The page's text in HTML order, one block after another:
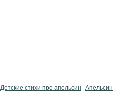
Детские стихи про апельсин Апельсин